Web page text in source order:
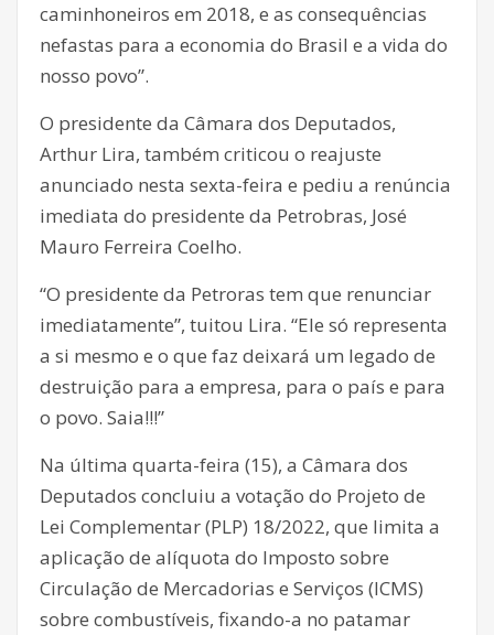
caminhoneiros em 2018, e as consequências
nefastas para a economia do Brasil e a vida do
nosso povo”.
O presidente da Câmara dos Deputados,
Arthur Lira, também criticou o reajuste
anunciado nesta sexta-feira e pediu a renúncia
imediata do presidente da Petrobras, José
Mauro Ferreira Coelho.
“O presidente da Petroras tem que renunciar
imediatamente”, tuitou Lira. “Ele só representa
a si mesmo e o que faz deixará um legado de
destruição para a empresa, para o país e para
o povo. Saia!!!”
Na última quarta-feira (15), a Câmara dos
Deputados concluiu a votação do Projeto de
Lei Complementar (PLP) 18/2022, que limita a
aplicação de alíquota do Imposto sobre
Circulação de Mercadorias e Serviços (ICMS)
sobre combustíveis, fixando-a no patamar